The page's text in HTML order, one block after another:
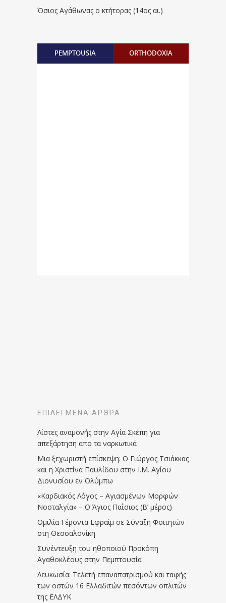
Όσιος Αγάθωνας ο κτήτορας (14ος αι.)
PEMPTOUSIA ORTHODOXIA
ΕΠΙΛΕΓΜΈΝΑ ΆΡΘΡΑ
Λίστες αναμονής στην Αγία Σκέπη για
απεξάρτηση απο τα ναρκωτικά
Μια ξεχωριστή επίσκεψη: Ο Γιώργος Τσιάκκας
και η Χριστίνα Παυλίδου στην Ι.Μ. Αγίου
Διονυσίου εν Ολύμπω
«Καρδιακός Λόγος – Αγιασμένων Μορφών
Νοσταλγία» – Ο Άγιος Παΐσιος (Β’ μέρος)
Ομιλία Γέροντα Εφραίμ σε Σύναξη Φοιτητών
στη Θεσσαλονίκη
Συνέντευξη του ηθοποιού Προκόπη
Αγαθοκλέους στην Πεμπτουσία
Λευκωσία: Τελετή επαναπατρισμού και ταφής
των οστών 16 Ελλαδιτών πεσόντων οπλιτών
της ΕΛΔΥΚ